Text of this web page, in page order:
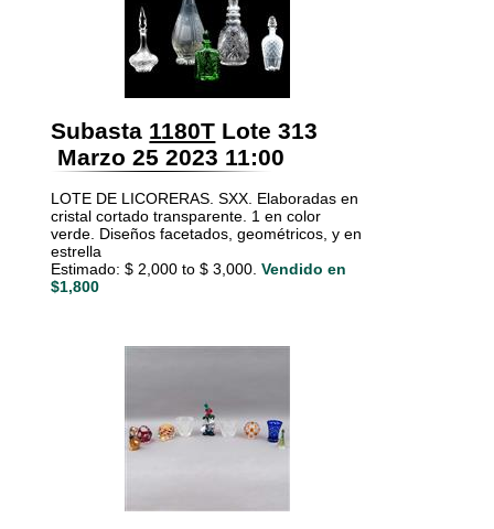
Subasta 1180T Lote 313
Marzo 25 2023 11:00
LOTE DE LICORERAS. SXX. Elaboradas en
cristal cortado transparente. 1 en color
verde. Diseños facetados, geométricos, y en
estrella
Estimado: $ 2,000 to $ 3,000. Vendido en
$1,800